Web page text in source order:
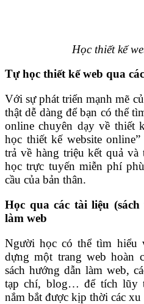
Học thiết kế
Tự học thiết kế web qua
Với sự phát triển mạnh mẽ
thật dễ dàng để bạn có thể
online chuyên dạy về thiết
học thiết kế website
trả về hàng triệu kết quả
học trực tuyến miễn phí
cầu của bản thân.
Học qua các tài liệu
làm web
Người học có thể tìm hiểu
dựng một trang web hoàn
sách hướng dẫn làm web,
tạp chí, blog… để tích lũy
nắm bắt được kịp thời các